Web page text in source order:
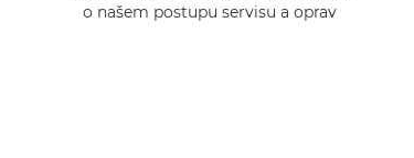
o našem postupu servisu a oprav